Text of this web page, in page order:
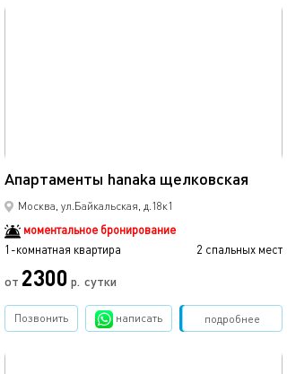
Апартаменты hanaka щелковская
Москва, ул.Байкальская, д.18к1
моментальное бронирование
1-комнатная квартира
2 спальных мест
от 2300 р. сутки
подробнее
Позвонить написать Забронировать